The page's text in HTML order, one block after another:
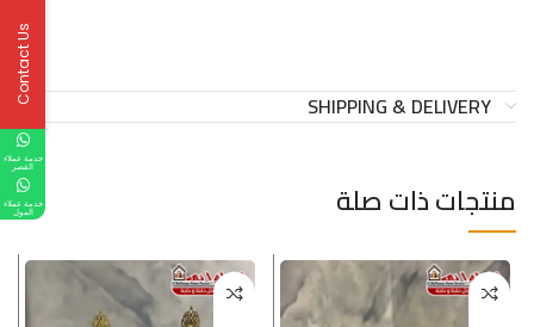
SHIPPING & DELIVERY
منتجات ذات صلة
Contact Us
خدمة عملاء
القصر
خدمة عملاء
المول